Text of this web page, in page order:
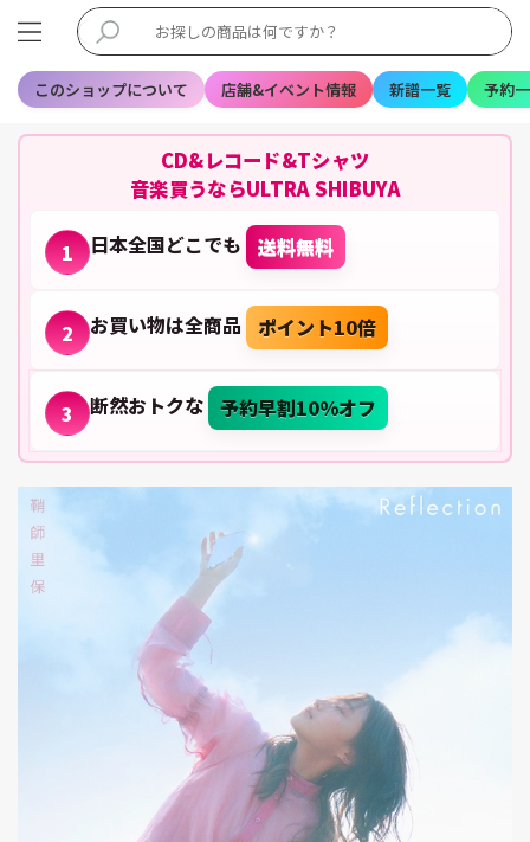
このショップについて 店舗&イベント情報 新譜一覧 予約
CD&レコード&Tシャツ
音楽買うならULTRA SHIBUYA
1 日本全国どこでも 送料無料
2 お買い物は全商品 ポイント10倍
3 断然おトクな 予約早割10%オフ